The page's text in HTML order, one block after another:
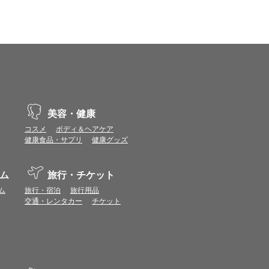
があります。ポイント付与時期はショップご
ましては表示ポイント数と付与ポイント数
ならない場合があります。
。
から再度ショップへアクセスしてください。
。
る場合があります。各ショップからご注文後
美容・健康
コスメ
ボディ＆ヘアケア
健康食品・サプリ
健康グッズ
旅行・チケット
旅行・宿泊
旅行用品
交通・レンタカー
チケット